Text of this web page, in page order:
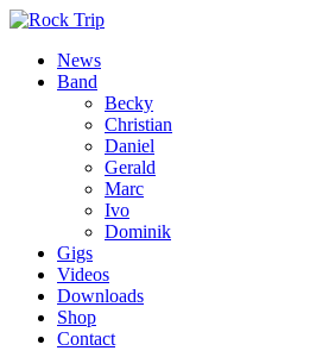
News
Band
Becky
Christian
Daniel
Gerald
Marc
Ivo
Dominik
Gigs
Videos
Downloads
Shop
Contact